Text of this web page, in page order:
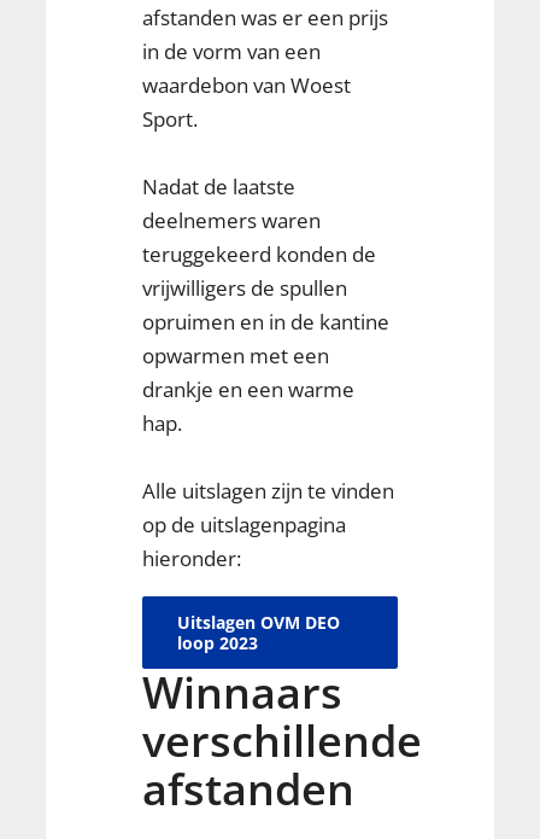
afstanden was er een prijs
in de vorm van een
waardebon van Woest
Sport.
Nadat de laatste
deelnemers waren
teruggekeerd konden de
vrijwilligers de spullen
opruimen en in de kantine
opwarmen met een
drankje en een warme
hap.
Alle uitslagen zijn te vinden
op de uitslagenpagina
hieronder:
Uitslagen OVM DEO
loop 2023
Winnaars
verschillende
afstanden